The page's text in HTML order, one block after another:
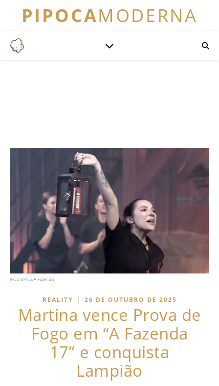
PIPOCAMODERNA
RecordPlus/A Fazenda
REALITY | 26 DE OUTUBRO DE 2025
Martina vence Prova de
Fogo em “A Fazenda
17” e conquista
Lampião